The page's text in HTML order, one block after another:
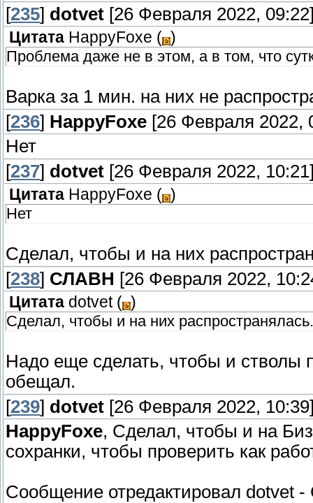
[235] dotvet [26 Февраля 2022,
Цитата HappyFoxe ( )
Проблема даже не в этом, а в том, что
Варка за 1 мин. на них не
[236] HappyFoxe [26 Февраля 2022,
Нет
[237] dotvet [26 Февраля 2022,
Цитата HappyFoxe ( )
Нет
Сделал, чтобы и на них
[238] СЛАВН [26 Февраля 2022,
Цитата dotvet( )
Сделал, чтобы и на них распространялась.
Надо еще сделать, чтобы и стволы
обещал.
[239] dotvet [26 Февраля 2022,
HappyFoxe, Сделал, чтобы и на
сохранки, чтобы проверить как
Сообщение отредактировал dotvet -